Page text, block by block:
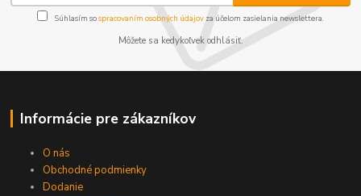
Súhlasím sospracovaním osobných údajov za účelom zasielania newslettera.
Môžete sa kedykoľvek odhlásiť.
Informácie pre zákazníkov
O nás
Obchodné podmienky
Dodanie